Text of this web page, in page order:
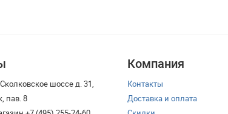
шоссе д. 31,
пав. 8
Компания
Контакты
Доставка и оплата